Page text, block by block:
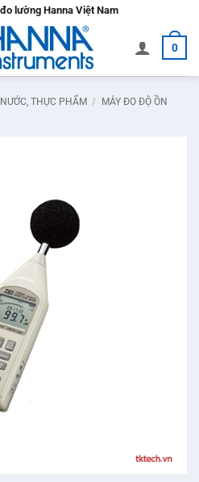
lường Hanna Việt Nam
0
THỰC PHẨM / MÁY ĐO ĐỘ ỒN